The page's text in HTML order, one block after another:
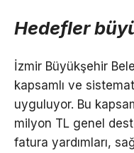
Hedefler
İzmir Büyükşehir
kapsamlı ve
uyguluyor. Bu
milyon TL genel
fatura yardımları,